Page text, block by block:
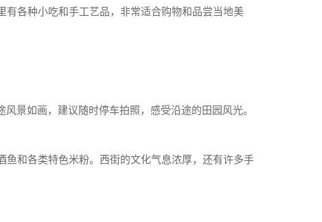
有各种小吃和手工艺品，非常适合购物和品尝当地美
景如画，建议随时停车拍照，感受沿途的田园风光。
和各类特色米粉。西街的文化气息浓厚，还有许多手